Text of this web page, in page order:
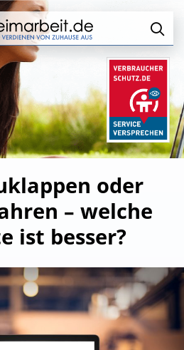
oder
– welche
ist besser?